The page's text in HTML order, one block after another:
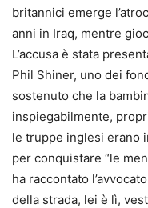
britannici emerge
anni in Iraq, mentre
L’accusa è stata
Phil Shiner, uno dei
sostenuto che la
inspiegabilmente,
le truppe inglesi erano
per conquistare “le
ha raccontato
della strada, lei è lì,